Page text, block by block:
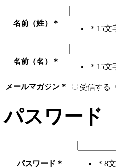
名前（姓） ＊
＊15文
名前（名） ＊
＊15文
メールマガジン ＊ 受信する
パスワード
パスワード ＊
＊8